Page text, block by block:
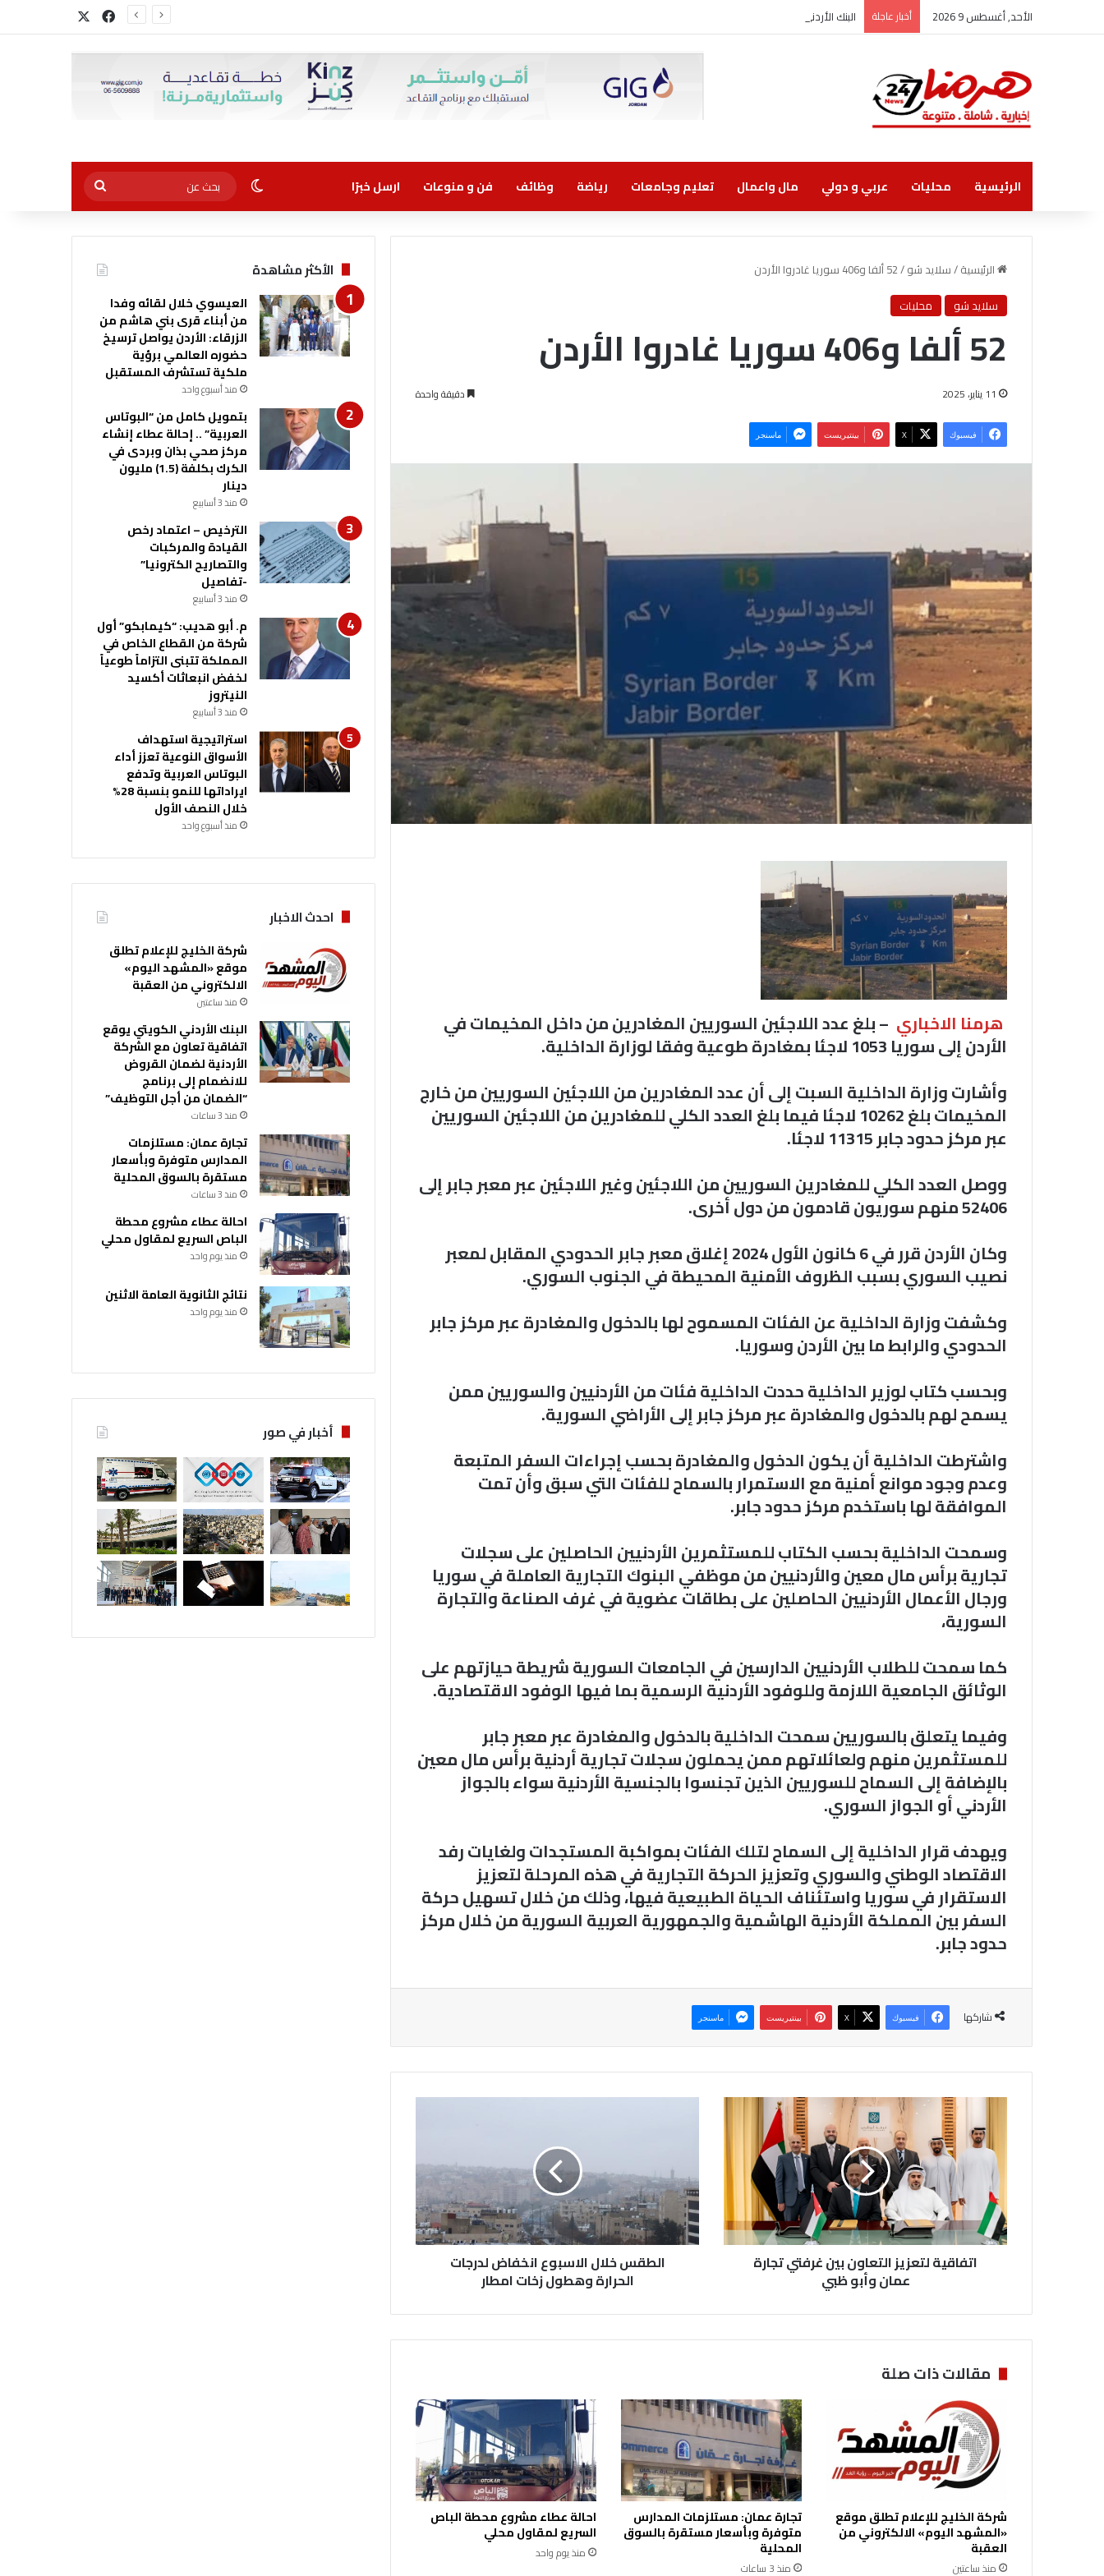
الأحد, أغسطس 9 2026 أخبار عاجلة البنك الأردني الكويتي يوقع اتفاقية تعاون مع الشركة الأردنية لضمان القروض للانضمام إلى برنامج “الضمان من أجل التوظيف” فيسبوك
الرئيسية محليات عربي و دولي مال واعمال تعليم وجامعات رياضة وظائف فن و منوعات ارسل خبرًا الوضع المظلم
بحث
عن
الرئيسية/سلايد شو/52 ألفا و406 سوريا غادروا الأردن
سلايد شو
محليات
52 ألفا و406 سوريا غادروا الأردن
11 يناير، 2025 دقيقة واحدة
فيسبوك ‫X بينتيريست ماسنجر
هرمنا الاخباري –بلغ عدد اللاجئين السوريين المغادرين من داخل المخيمات في
الأردن إلى سوريا 1053 لاجئا بمغادرة طوعية وفقا لوزارة الداخلية.
وأشارت وزارة الداخلية السبت إلى أن عدد المغادرين من اللاجئين السوريين من خارج
المخيمات بلغ 10262 لاجئا فيما بلغ العدد الكلي للمغادرين من اللاجئين السوريين
عبر مركز حدود جابر 11315 لاجئا.
ووصل العدد الكلي للمغادرين السوريين من اللاجئين وغير اللاجئين عبر معبر جابر إلى
52406 منهم سوريون قادمون من دول أخرى.
وكان الأردن قرر في 6 كانون الأول 2024 إغلاق معبر جابر الحدودي المقابل لمعبر
نصيب السوري بسبب الظروف الأمنية المحيطة في الجنوب السوري.
وكشفت وزارة الداخلية عن الفئات المسموح لها بالدخول والمغادرة عبر مركز جابر
الحدودي والرابط ما بين الأردن وسوريا.
وبحسب كتاب لوزير الداخلية حددت الداخلية فئات من الأردنيين والسوريين ممن
يسمح لهم بالدخول والمغادرة عبر مركز جابر إلى الأراضي السورية.
واشترطت الداخلية أن يكون الدخول والمغادرة بحسب إجراءات السفر المتبعة
وعدم وجود موانع أمنية مع الاستمرار بالسماح للفئات التي سبق وأن تمت
الموافقة لها باستخدم مركز حدود جابر.
وسمحت الداخلية بحسب الكتاب للمستثمرين الأردنيين الحاصلين على سجلات
تجارية برأس مال معين والأردنيين من موظفي البنوك التجارية العاملة في سوريا
ورجال الأعمال الأردنيين الحاصلين على بطاقات عضوية في غرف الصناعة والتجارة
السورية،
كما سمحت للطلاب الأردنيين الدارسين في الجامعات السورية شريطة حيازتهم على
الوثائق الجامعية اللازمة وللوفود الأردنية الرسمية بما فيها الوفود الاقتصادية.
وفيما يتعلق بالسوريين سمحت الداخلية بالدخول والمغادرة عبر معبر جابر
للمستثمرين منهم ولعائلاتهم ممن يحملون سجلات تجارية أردنية برأس مال معين
بالإضافة إلى السماح للسوريين الذين تجنسوا بالجنسية الأردنية سواء بالجواز
الأردني أو الجواز السوري.
ويهدف قرار الداخلية إلى السماح لتلك الفئات بمواكبة المستجدات ولغايات رفد
الاقتصاد الوطني والسوري وتعزيز الحركة التجارية في هذه المرحلة لتعزيز
الاستقرار في سوريا واستئناف الحياة الطبيعية فيها، وذلك من خلال تسهيل حركة
السفر بين المملكة الأردنية الهاشمية والجمهورية العربية السورية من خلال مركز
حدود جابر.
شاركها فيسبوك ‫X بينتيريست ماسنجر
لتعزيز
التعاون
بين
غرفتي
تجارة
عمان
وأبو
ظبي
اتفاقية لتعزيز التعاون بين غرفتي تجارة
عمان وأبو ظبي
لدرجات
الحرارة
وهطول
زخات
امطار
الطقس خلال الاسبوع انخفاض لدرجات
الحرارة وهطول زخات امطار
مقالات ذات صلة
شركة الخليج للإعلام تطلق موقع
«المشهد اليوم» الالكتروني من
العقبة
منذ ساعتين
تجارة عمان: مستلزمات المدارس
متوفرة وبأسعار مستقرة بالسوق
المحلية
منذ 3 ساعات
احالة عطاء مشروع محطة الباص
السريع لمقاول محلي
منذ يوم واحد
الأكثر مشاهدة
العيسوي خلال لقائه وفدا
من أبناء قرى بني هاشم من
الزرقاء: الأردن يواصل ترسيخ
حضوره العالمي برؤية
ملكية تستشرف المستقبل
منذ أسبوع واحد
بتمويل كامل من “البوتاس
العربية” .. إحالة عطاء إنشاء
مركز صحي بذان وبردى في
الكرك بكلفة (1.5) مليون
دينار
منذ 3 أسابيع
الترخيص – اعتماد رخص
القيادة والمركبات
والتصاريح الكترونيا”
-تفاصيل
منذ 3 أسابيع
م. أبو هديب: “كيمابكو” أول
شركة من القطاع الخاص في
المملكة تتبنى التزاماً طوعياً
لخفض انبعاثات أكسيد
النيتروز
منذ 3 أسابيع
استراتيجية استهداف
الأسواق النوعية تعزز أداء
البوتاس العربية وتدفع
ايراداتها للنمو بنسبة 28%
خلال النصف الأول
منذ أسبوع واحد
احدث الاخبار
شركة الخليج للإعلام تطلق
موقع «المشهد اليوم»
الالكتروني من العقبة
منذ ساعتين
البنك الأردني الكويتي يوقع
اتفاقية تعاون مع الشركة
الأردنية لضمان القروض
للانضمام إلى برنامج
“الضمان من أجل التوظيف”
منذ 3 ساعات
تجارة عمان: مستلزمات
المدارس متوفرة وبأسعار
مستقرة بالسوق المحلية
منذ 3 ساعات
احالة عطاء مشروع محطة
الباص السريع لمقاول محلي
منذ يوم واحد
نتائج الثانوية العامة الاثنين
منذ يوم واحد
أخبار في صور